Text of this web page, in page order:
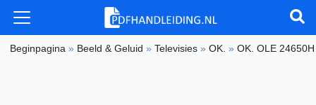
Beginpagina » Beeld & Geluid »Televisies »OK. »OK. OLE